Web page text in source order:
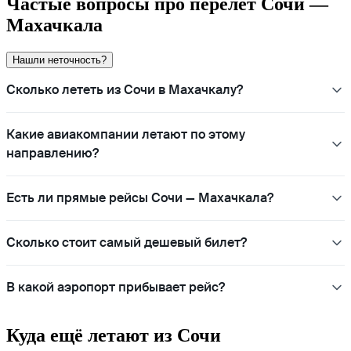
Махачкала
Нашли неточность?
Сколько лететь из Сочи в Махачкалу?
Какие авиакомпании летают по этому
направлению?
Есть ли прямые рейсы Сочи — Махачкала?
Сколько стоит самый дешевый билет?
В какой аэропорт прибывает рейс?
Куда ещё летают из Сочи